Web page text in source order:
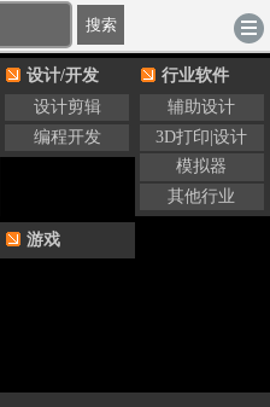
账户充值| 电脑版
搜索
设计/开发
设计剪辑
编程开发
行业软件
辅助设计
3D打印|设计
模拟器
其他行业
游戏